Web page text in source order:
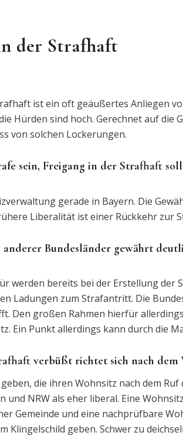
der Strafhaft
ist ein oft geäußertes Anliegen
Hürden sind hoch. Gerechnet auf
von solchen Lockerungen.
sein, Freigang in der Strafhaft
gerade in Bayern. Die
Liberalität ist einer Rückkehr zur
Bundesländer gewährt
werden bereits bei der Erstellung der
Ladungen zum Strafantritt. Die
Den großen Rahmen hierfür
Ein Punkt allerdings kann durch die
verbüßt richtet sich nach dem
die ihren Wohnsitz nach dem
und NRW als eher liberal. Eine
Gemeinde und eine nachprüfbare
Klingelschild geben. Schwer zu